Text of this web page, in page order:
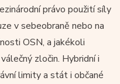
právo použití síly
v sebeobraně nebo na
OSN, a jakékoli
zločin. Hybridní i
limity a stát i občané